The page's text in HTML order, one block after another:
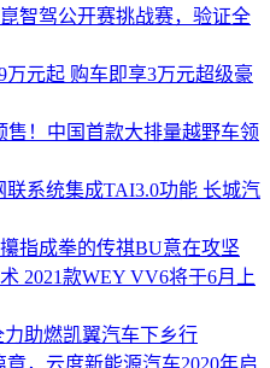
智驾公开赛挑战赛，验证全
万元起 购车即享3万元超级豪
售！中国首款大排量越野车领
联系统集成TAI3.0功能 长城汽
指成拳的传祺BU意在攻坚
2021款WEY VV6将于6月上
助燃凯翼汽车下乡行